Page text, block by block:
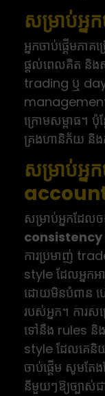
សម្រាប់អ្នក
អ្នកចាប់ផ្តើមភ
ផ្តល់ពេលគិត និង
trading ឬ day
management
ក្រោមសម្ពាធ។ ប៉ុ
គ្រងហានិភ័យ និងក
សម្រាប់អ្ន
account
សម្រាប់អ្នកដែ
consistency
ការប្រមាញ់
style ដែលអ្នកអ
ដោយមិនបំពាន ហ
របស់អ្នក។ ការសម្
ទៅនឹង rules និង
style ដែលគេ
ចាប់ផ្តើម សូមត
នីមួយៗឱ្យច្បាស់ជ